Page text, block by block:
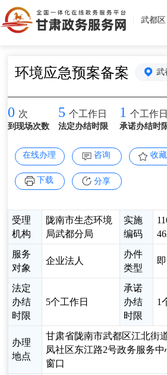
武都区
环境应急预案备案 武
0 次
到现场次数
5 个工作日
法定办结时限
1 个工作日
承诺办结时
在线办理 咨询 收藏
下载 分享
受理
机构
陇南市生态环境
局武都分局
实施
编码
服务
对象
企业法人
办件
类型
法定
办结
时限
5个工作日
承诺
办结
时限
1
办理
地点
甘肃省陇南市武都区江北街
凤社区东江路2号政务服务中
窗口